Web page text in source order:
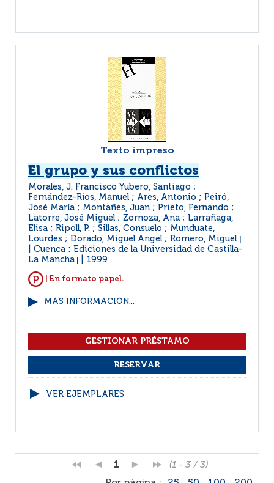
Texto impreso
El grupo y sus conflictos
Morales, J. Francisco Yubero, Santiago ;
Fernández-Ríos, Manuel ; Ares, Antonio ; Peiró,
José María ; Montañés, Juan ; Prieto, Fernando ;
Latorre, José Miguel ; Zornoza, Ana ; Larrañaga,
Elisa ; Ripoll, P. ; Sillas, Consuelo ; Munduate,
Lourdes ; Dorado, Miguel Angel ; Romero, Miguel
Cuenca : Ediciones de la Universidad de Castilla-
La Mancha
1999
| En formato papel.
MÁS INFORMACIÓN...
VER EJEMPLARES
1
(1 - 3 / 3)